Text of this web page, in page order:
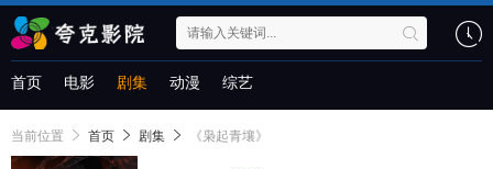
首页 电影 剧集 动漫 综艺
当前位置 首页 剧集 《枭起青壤》